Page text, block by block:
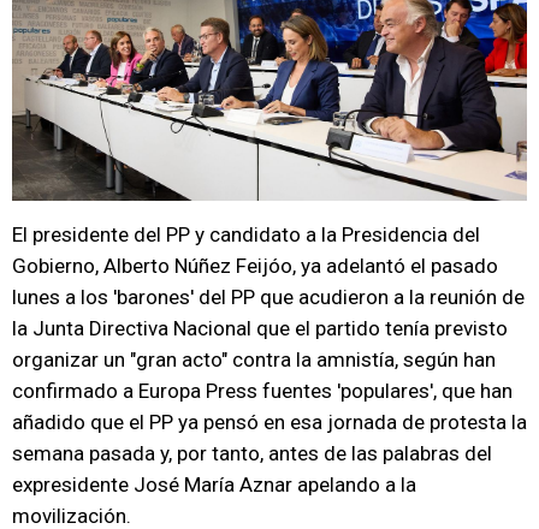
El presidente del PP y candidato a la Presidencia del
Gobierno, Alberto Núñez Feijóo, ya adelantó el pasado
lunes a los 'barones' del PP que acudieron a la reunión de
la Junta Directiva Nacional que el partido tenía previsto
organizar un "gran acto" contra la amnistía, según han
confirmado a Europa Press fuentes 'populares', que han
añadido que el PP ya pensó en esa jornada de protesta la
semana pasada y, por tanto, antes de las palabras del
expresidente José María Aznar apelando a la
movilización.